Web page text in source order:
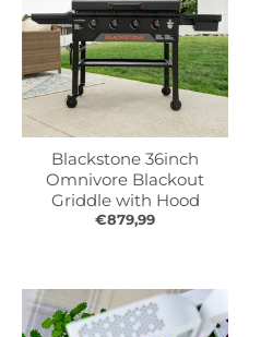
Blackstone 36inch
Omnivore Blackout
Griddle with Hood
€879,99